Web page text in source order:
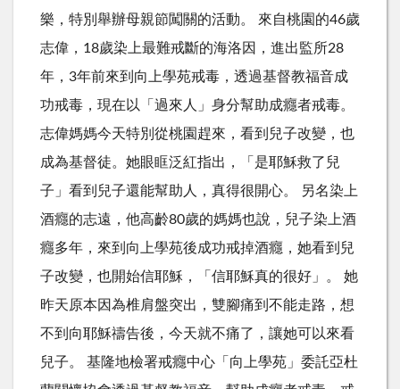
樂，特別舉辦母親節闖關的活動。 來自桃園的46歲
志偉，18歲染上最難戒斷的海洛因，進出監所28
年，3年前來到向上學苑戒毒，透過基督教福音成
功戒毒，現在以「過來人」身分幫助成癮者戒毒。
志偉媽媽今天特別從桃園趕來，看到兒子改變，也
成為基督徒。她眼眶泛紅指出，「是耶穌救了兒
子」看到兒子還能幫助人，真得很開心。 另名染上
酒癮的志遠，他高齡80歲的媽媽也說，兒子染上酒
癮多年，來到向上學苑後成功戒掉酒癮，她看到兒
子改變，也開始信耶穌，「信耶穌真的很好」。 她
昨天原本因為椎肩盤突出，雙腳痛到不能走路，想
不到向耶穌禱告後，今天就不痛了，讓她可以來看
兒子。 基隆地檢署戒癮中心「向上學苑」委託亞杜